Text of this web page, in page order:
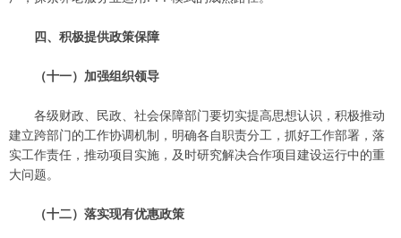
四、积极提供政策保障
（十一）加强组织领导
各级财政、民政、社会保障部门要切实提高思想认识，积极推动
建立跨部门的工作协调机制，明确各自职责分工，抓好工作部署，落
实工作责任，推动项目实施，及时研究解决合作项目建设运行中的重
大问题。
（十二）落实现有优惠政策